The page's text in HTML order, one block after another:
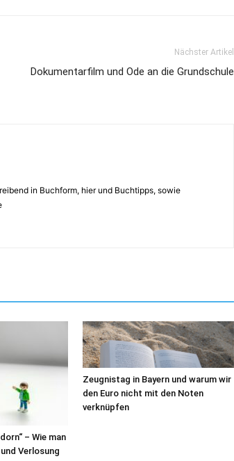
Nächster Artikel
Dokumentarfilm und Ode an die Grundschule
in Buchform, hier und Buchtipps, sowie
– Wie man
Verlosung
Zeugnistag in Bayern und warum wir
den Euro nicht mit den Noten
verknüpfen